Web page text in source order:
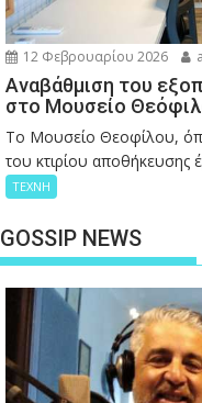
12 Φεβρουαρίου 2026
Αναβάθμιση του
στο Μουσείο
Το Μουσείο Θεοφίλου,
του κτιρίου αποθήκευσης
ΤΕΧΝΗ
GOSSIP NEWS